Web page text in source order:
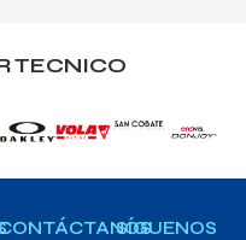
TECNICO
SÍGUENOS